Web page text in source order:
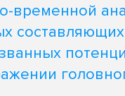
временной